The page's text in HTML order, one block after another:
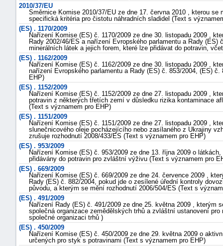
2010/37/EU
Směrnice Komise 2010/37/EU ze dne 17. června 2010 , kterou
specifická kritéria pro čistotu náhradních sladidel (Text s
(ES) . 1170/2009
Nařízení Komise (ES) č. 1170/2009 ze dne 30. listopadu 2009 ,
Rady 2002/46/ES a nařízení Evropského parlamentu a Rady
minerálních látek a jejich forem, které lze přidávat do potravin,
(ES) . 1162/2009
Nařízení Komise (ES) č. 1162/2009 ze dne 30. listopadu 2009 ,
nařízení Evropského parlamentu a Rady (ES) č. 853/2004, (ES)
EHP)
(ES) . 1152/2009
Nařízení Komise (ES) č. 1152/2009 ze dne 27. listopadu 2009 ,
potravin z některých třetích zemí v důsledku rizika kontaminace
(Text s významem pro EHP)
(ES) . 1151/2009
Nařízení Komise (ES) č. 1151/2009 ze dne 27. listopadu 2009 ,
slunečnicového oleje pocházejícího nebo zasílaného z Ukrajiny
zrušuje rozhodnutí 2008/433/ES (Text s významem pro EHP)
(ES) . 953/2009
Nařízení Komise (ES) č. 953/2009 ze dne 13. října 2009 o
přidávány do potravin pro zvláštní výživu (Text s významem pro
(ES) . 669/2009
Nařízení Komise (ES) č. 669/2009 ze dne 24. července 2009 ,
Rady (ES) č. 882/2004, pokud jde o zesílené úřední kontroly
původu, a kterým se mění rozhodnutí 2006/504/ES (Text s
(ES) . 491/2009
Nařízení Rady (ES) č. 491/2009 ze dne 25. května 2009 ,
společná organizace zemědělských trhů a zvláštní ustanovení
společné organizaci trhů )
(ES) . 450/2009
Nařízení Komise (ES) č. 450/2009 ze dne 29. května 2009 o
určených pro styk s potravinami (Text s významem pro EHP)